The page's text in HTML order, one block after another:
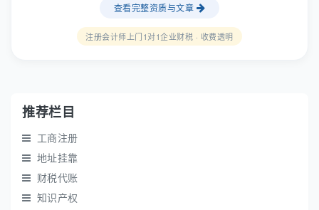
查看完整资质与文章
注册会计师上门1对1企业财税 · 收费透明
推荐栏目
工商注册
地址挂靠
财税代账
知识产权